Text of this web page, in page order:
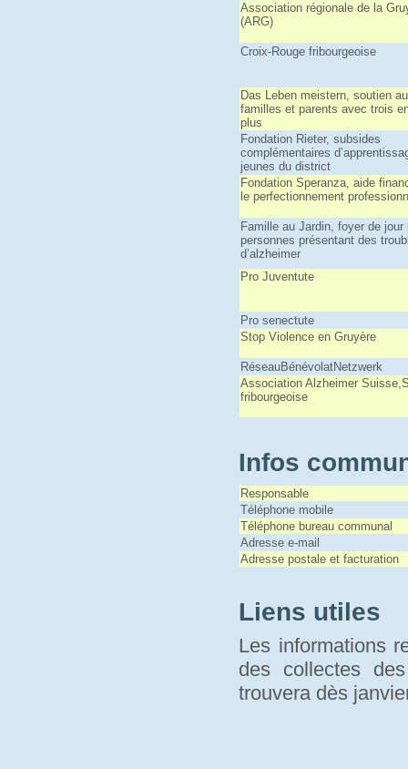
Association régionale de la
(ARG)
Croix-Rouge fribourgeoise
Das Leben meistern, soutien
familles et parents avec trois
plus
Fondation Rieter, subsides
complémentaires
jeunes du district
Fondation Speranza, aide
le perfectionnement
Famille au Jardin, foyer de jour
personnes présentant des
d’alzheimer
Pro Juventute
Pro senectute
Stop Violence en Gruyère
RéseauBénévolatNetzwerk
Association Alzheimer
fribourgeoise
Infos
Responsable
Téléphone mobile
Téléphone bureau communal
Adresse e-mail
Adresse postale et facturation
Liens utiles
Les informations
des collectes
trouvera dès